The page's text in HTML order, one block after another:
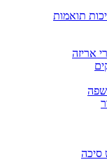
תואמות
אריזה
סיכה